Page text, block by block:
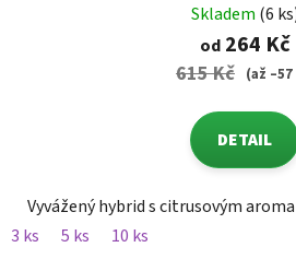
Skladem (6
od264 Kč
615 Kč (až –57
DETAIL
Vyvážený hybrid s citrusovým
3 ks
5 ks 10 ks